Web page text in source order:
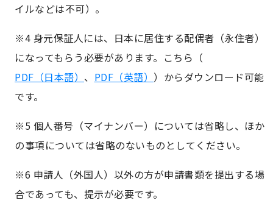
イルなどは不可）。
※4 身元保証人には、日本に居住する配偶者（永住者）
になってもらう必要があります。こちら（
PDF（日本語） 、 PDF（英語） ）からダウンロード可能
です。
※5 個人番号（マイナンバー）については省略し、ほか
の事項については省略のないものとしてください。
※6 申請人（外国人）以外の方が申請書類を提出する場
合であっても、提示が必要です。